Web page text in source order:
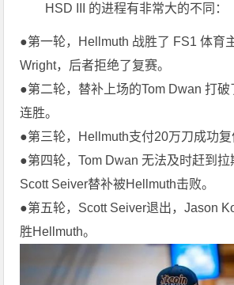
HSD III 的进程有非常大的不同：
●第一轮，Hellmuth 战胜了 FS1 体育
Wright，后者拒绝了复赛。
●第二轮，替补上场的Tom Dwan 打
连胜。
●第三轮，Hellmuth支付20万刀成功复
●第四轮，Tom Dwan 无法及时赶到拉
Scott Seiver替补被Hellmuth击败。
●第五轮，Scott Seiver退出，Jason
胜Hellmuth。